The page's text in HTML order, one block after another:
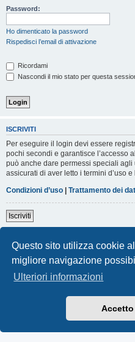
Questo sito utilizza cookie
migliore navigazione
Ulteriori informazioni
Accetto
Password:
Ho dimenticato la password
Rispedisci l’email di attivazione
Ricordami
Nascondi il mio stato per questa
ISCRIVITI
Per eseguire il login devi essere
pochi secondi e garantisce l’accesso
può anche dare permessi speciali
assicurati di aver letto i termini d’uso e
Condizioni d’uso | Trattamento dei
Iscriviti
Indice Contattaci
Traduzione